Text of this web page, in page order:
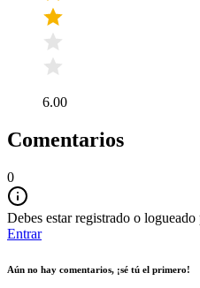
6.00
Comentarios
0
Debes estar registrado o logueado
Entrar
Aún no hay comentarios, ¡sé tú el primero!